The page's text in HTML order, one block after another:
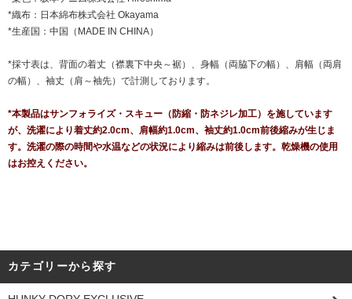
*織布：日本綿布株式会社 Okayama
*生産国：中国（MADE IN CHINA）
*採寸表は、背面の着丈（襟裏下中央～裾）、身幅（両脇下の幅）、肩幅（両肩
の幅）、袖丈（肩～袖先）で計測しております。
*本製品はサンフォライズ・スキュー（防縮・防ネジレ加工）を施しています
が、洗濯により着丈約2.0cm、肩幅約1.0cm、袖丈約1.0cm前後縮みが生じま
す。洗濯の際の時間や水温などの状況により縮みは前後します。乾燥機の使用
はお控えください。
カテゴリーから探す